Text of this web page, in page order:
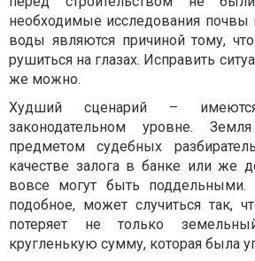
необходимые исследования почвы
воды являются причиной тому,
рушиться на глазах. Исправить
же можно.
Худший сценарий –
законодательном уровне.
предметом судебных
качестве залога в банке или же
вовсе могут быть поддельными.
подобное, может случиться так,
потеряет не только
кругленькую сумму, которая была